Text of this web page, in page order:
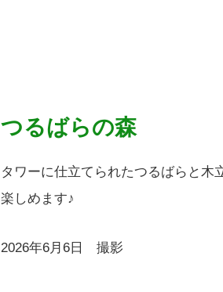
つるばらの森
タワーに仕立てられたつるばらと木
楽しめます♪
2026年6月6日 撮影